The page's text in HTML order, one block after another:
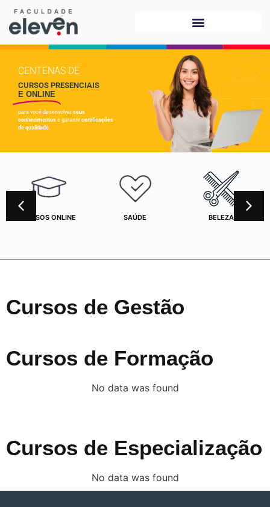
CENTENAS DE
CURSOS PRESENCIAIS
E ONLINE
para você desenvolver seus
conhecimentos e garantir certificações
de qualidade.
CURSOS ONLINE SAÚDE BELEZA
Cursos de Gestão
Cursos de Formação
No data was found
Cursos de Especialização
No data was found